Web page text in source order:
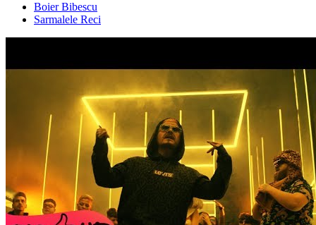
Boier Bibescu
Sarmalele Reci